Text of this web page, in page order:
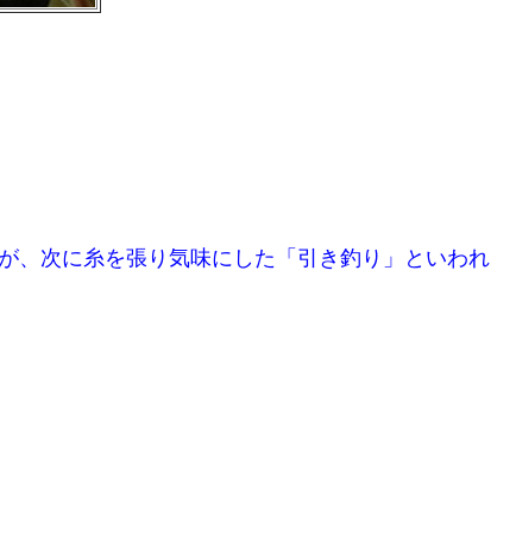
、次に糸を張り気味にした「引き釣り」といわれ